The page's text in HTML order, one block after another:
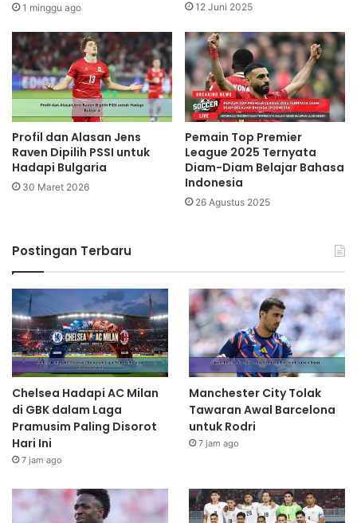
1 minggu ago 12 Juni 2025
Profil dan Alasan Jens
Raven Dipilih PSSI untuk
Hadapi Bulgaria
30 Maret 2026
Pemain Top Premier
League 2025 Ternyata
Diam-Diam Belajar Bahasa
Indonesia
26 Agustus 2025
Postingan Terbaru
Chelsea Hadapi AC Milan
di GBK dalam Laga
Pramusim Paling Disorot
Hari Ini
7 jam ago
Manchester City Tolak
Tawaran Awal Barcelona
untuk Rodri
7 jam ago